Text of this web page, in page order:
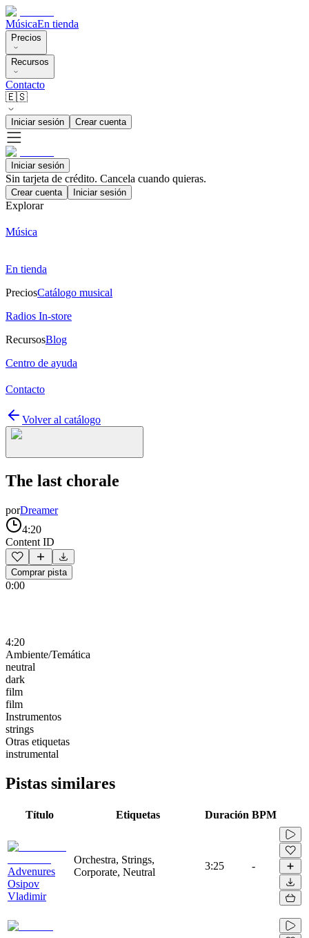
MúsicaEn tienda
Precios
Recursos
Contacto
🇪🇸
Iniciar sesión Crear cuenta
Iniciar sesión
Sin tarjeta de crédito. Cancela cuando quieras.
Crear cuenta Iniciar sesión
Explorar
Música
En tienda
PreciosCatálogo musical
Radios In-store
RecursosBlog
Centro de ayuda
Contacto
Volver al catálogo
The last chorale
porDreamer
4:20
Content ID
Comprar pista
0:00
4:20
Ambiente/Temática
neutral
dark
film
film
Instrumentos
strings
Otras etiquetas
instrumental
Pistas similares
Título Etiquetas Duración BPM
Advenures
Osipov
Vladimir
Orchestra, Strings,
Corporate, Neutral
3:25 -